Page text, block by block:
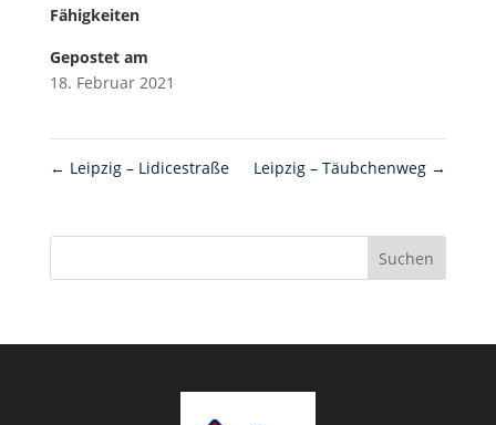
Fähigkeiten
Gepostet am
18. Februar 2021
← Leipzig – Lidicestraße Leipzig – Täubchenweg →